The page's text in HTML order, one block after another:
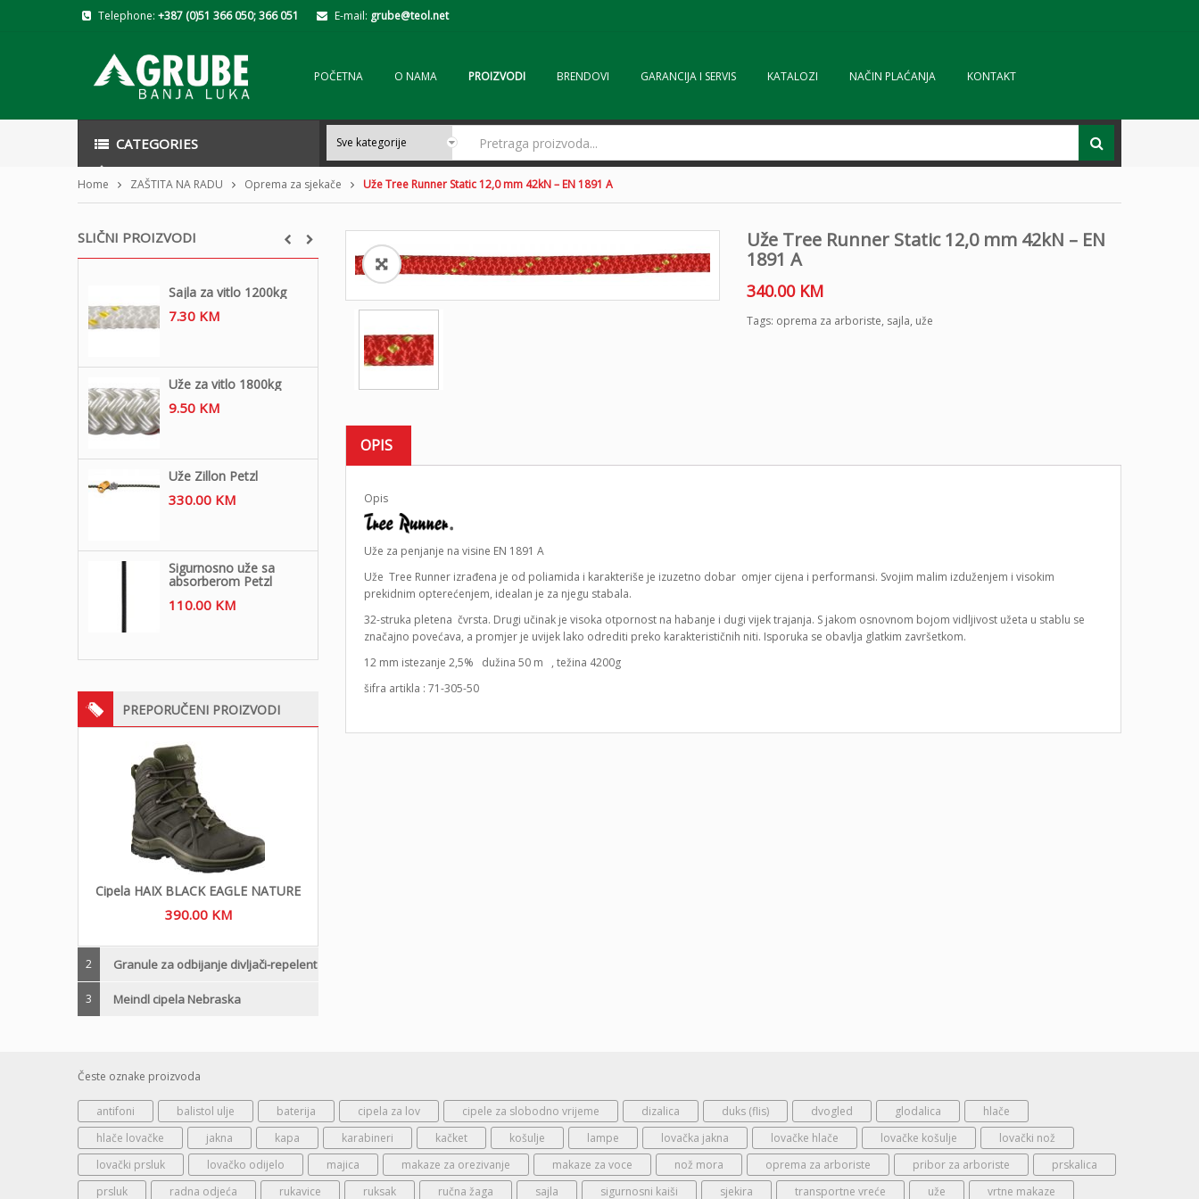
Telephone: +387 (0)51 366 050; 366 051 E-mail: grube@teol.net
POČETNA O NAMA PROIZVODI BRENDOVI GARANCIJA I SERVIS KATALOZI NAČIN PLAĆANJA KONTAKT
CATEGORIES
Home ZAŠTITA NA RADU Oprema za sjekače Uže Tree Runner Static 12,0 mm 42kN – EN 1891 A
SLIČNI PROIZVODI
Sajla za vitlo 1200kg
7.30 KM
Uže za vitlo 1800kg
9.50 KM
Uže Zillon Petzl
330.00 KM
Sigurnosno uže sa
absorberom Petzl
110.00 KM
PREPORUČENI PROIZVODI
Cipela HAIX BLACK EAGLE NATURE
390.00 KM
2 Granule za odbijanje divljači-repelent
3 Meindl cipela Nebraska
Uže Tree Runner Static 12,0 mm 42kN – EN
1891 A
340.00 KM
Tags: oprema za arboriste, sajla, uže
OPIS
Opis
Uže za penjanje na visine EN 1891 A
Uže Tree Runner izrađena je od poliamida i karakteriše je izuzetno dobar omjer cijena i performansi. Svojim malim izduženjem i visokim
prekidnim opterećenjem, idealan je za njegu stabala.
32-struka pletena čvrsta. Drugi učinak je visoka otpornost na habanje i dugi vijek trajanja. S jakom osnovnom bojom vidljivost užeta u stablu se
značajno povećava, a promjer je uvijek lako odrediti preko karakterističnih niti. Isporuka se obavlja glatkim završetkom.
12 mm istezanje 2,5% dužina 50 m , težina 4200g
šifra artikla : 71-305-50
Česte oznake proizvoda
antifoni balistol ulje baterija cipela za lov cipele za slobodno vrijeme dizalica duks (flis) dvogled glodalica
hlače
hlače lovačke
jakna kapa karabineri kačket košulje lampe lovačka jakna lovačke hlače lovačke košulje
lovački nož
lovački prsluk
lovačko odijelo majica makaze za orezivanje makaze za voce nož mora oprema za arboriste pribor za arboriste
prskalica
prsluk
radna odjeća rukavice ruksak ručna žaga sajla sigurnosni kaiši sjekira transportne vreće uže vrtne makaze